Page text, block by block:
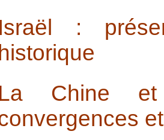
Israël :
historique
La Chine